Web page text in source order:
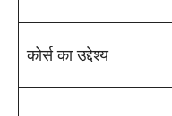
कोर्स का उद्देश्य